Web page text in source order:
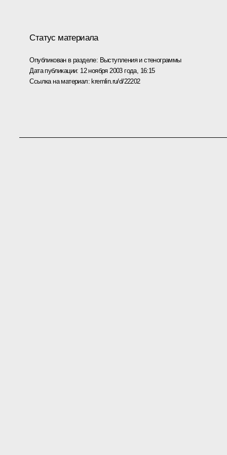
Статус материала
Опубликован в разделе: Выступления и стенограммы
Дата публикации: 12 ноября 2003 года, 16:15
Ссылка на материал:kremlin.ru/d/22202